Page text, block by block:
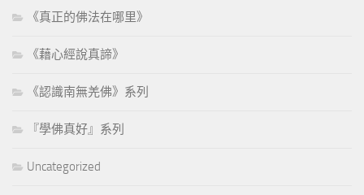
《真正的佛法在哪里》
《藉心經說真諦》
《認識南無羌佛》系列
『學佛真好』系列
Uncategorized